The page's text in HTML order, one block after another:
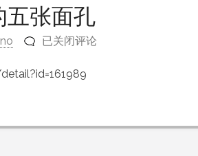
五张面孔
“七
事
后
已关闭评论